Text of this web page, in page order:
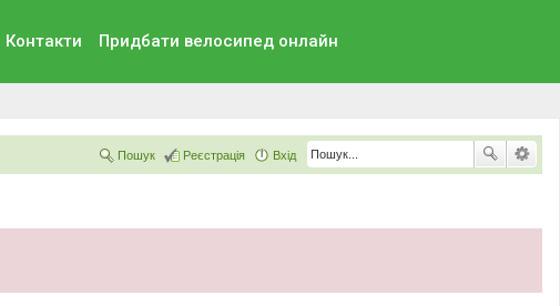
Контакти Придбати велосипед онлайн
Вхід
Реєстрація
Пошук